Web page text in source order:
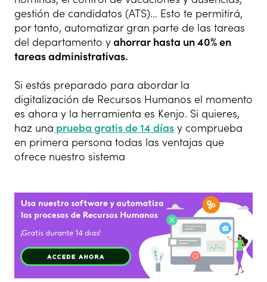
gestión de candidatos (ATS)… Esto te permitirá,
por tanto, automatizar gran parte de las tareas
del departamento yahorrar hasta un 40% en
tareas administrativas.
Si estás preparado para abordar la
digitalización de Recursos Humanos el momento
es ahora y la herramienta es Kenjo. Si quieres,
haz una prueba gratis de 14 días y comprueba
en primera persona todas las ventajas que
ofrece nuestro sistema